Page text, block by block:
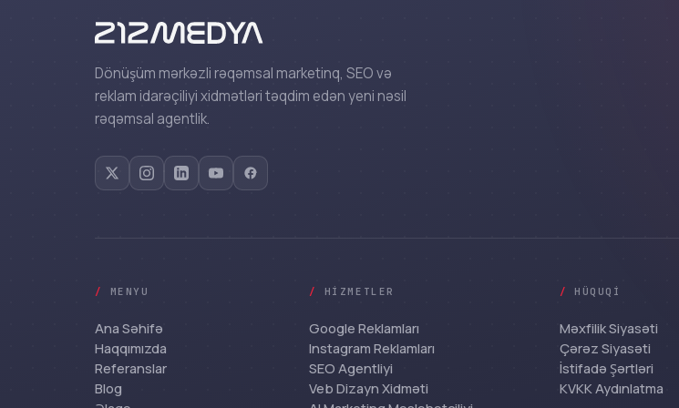
Dönüşüm mərkəzli rəqəmsal marketinq, SEO və
reklam idarəçiliyi xidmətləri təqdim edən yeni nəsil
rəqəmsal agentlik.
/ MENYU
Ana Səhifə
Haqqımızda
Referanslar
Blog
/ HIZMETLER
Google Reklamları
Instagram Reklamları
SEO Agentliyi
Veb Dizayn Xidməti
/ HÜQUQI
Məxfilik Siyasəti
Çərəz Siyasəti
İstifadə Şərtləri
KVKK Aydınlatma